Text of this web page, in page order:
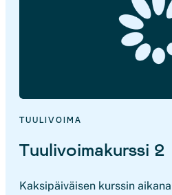
TUULIVOIMA
Tuulivoimakurssi 2
Kaksipäiväisen kurssin